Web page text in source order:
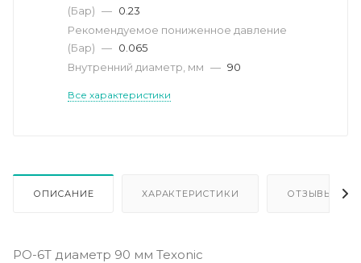
(Бар) — 0.23
Рекомендуемое пониженное давление
(Бар) — 0.065
Внутренний диаметр, мм — 90
Все характеристики
ОПИСАНИЕ ХАРАКТЕРИСТИКИ ОТЗЫВЫ
PO-6T диаметр 90 мм Texonic